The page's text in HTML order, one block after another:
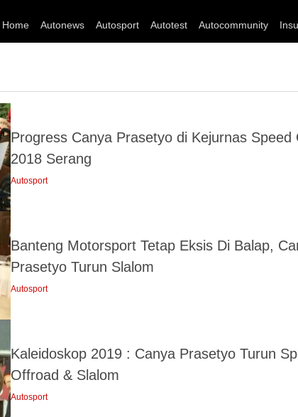
Home Autonews Autosport Autotest Autocommunity
Progress Canya Prasetyo di Kejurnas Speed
2018 Serang
Autosport
Banteng Motorsport Tetap Eksis Di Balap,
Prasetyo Turun Slalom
Autosport
Kaleidoskop 2019 : Canya Prasetyo Turun
Offroad & Slalom
Autosport